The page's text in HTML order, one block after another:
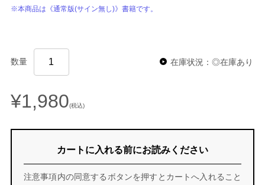
※本商品は《通常版(サイン無し)》書籍です。
数量 在庫状況：◎在庫あり
¥1,980(税込)
カートに入れる前にお読みください
注意事項内の同意するボタンを押すとカートへ入れること